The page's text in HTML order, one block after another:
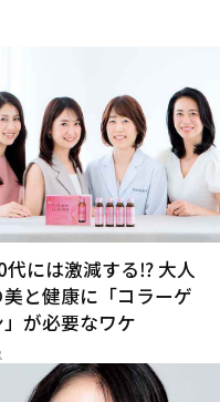
代には激減する⁉ 大人
美と健康に「コラーゲ
」が必要なワケ